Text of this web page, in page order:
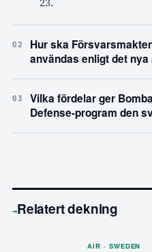
02
Hur ska
användas enligt det
03
Vilka fördelar ger
Defense-program den
→Relatert dekning
AIR · SWEDEN